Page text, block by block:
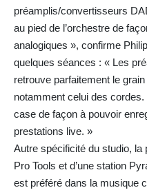
préamplis/convertisseurs
au pied de l’orchestre de
analogiques », confirme
quelques séances : « Les
retrouve parfaitement le
notamment celui des
case de façon à pouvoir
prestations live. »
Autre spécificité du studio,
Pro Tools et d’une station
est préféré dans la musique